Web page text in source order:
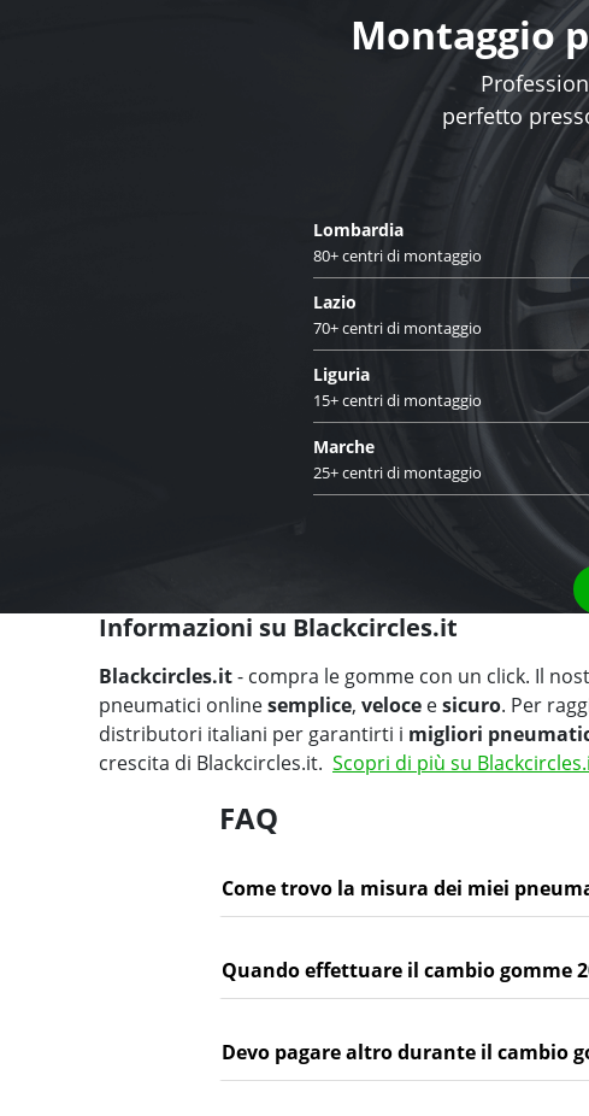
Montaggio
perfetto
Lombardia
80+ centri di montaggio
Lazio
70+ centri di montaggio
Liguria
15+ centri di montaggio
Marche
25+ centri di montaggio
Informazioni su Blackcircles.it
Blackcircles.it- compra le gomme con un click. Il
pneumatici onlinesemplice, veloce esicuro. Per
distributori italiani per garantirti i migliori
crescita di Blackcircles.it. Scopri di più su
FAQ
Come trovo la misura dei miei
Quando effettuare il cambio gomme
Devo pagare altro durante il cambio